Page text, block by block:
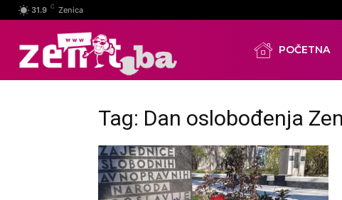
31.9 C Zenica
POČETNA
Tag: Dan oslobođenja